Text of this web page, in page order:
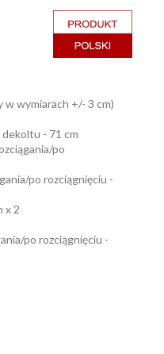
wymiarach +/- 3 cm)
dekoltu - 71 cm
po
po rozciągnięciu -
x 2
po rozciągnięciu -